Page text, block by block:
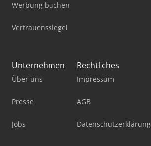
Werbung buchen
Vertrauenssiegel
Unternehmen
Über uns
Presse
Jobs
Rechtliches
Impressum
AGB
Datenschutzerklärung